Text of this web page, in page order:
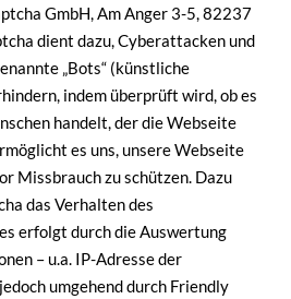
GmbH, Am Anger 3-5, 82237
dient dazu, Cyberattacken und
„Bots“ (künstliche
indem überprüft wird, ob es
handelt, der die Webseite
es uns, unsere Webseite
Missbrauch zu schützen. Dazu
das Verhalten des
erfolgt durch die Auswertung
– u.a. IP-Adresse der
umgehend durch Friendly